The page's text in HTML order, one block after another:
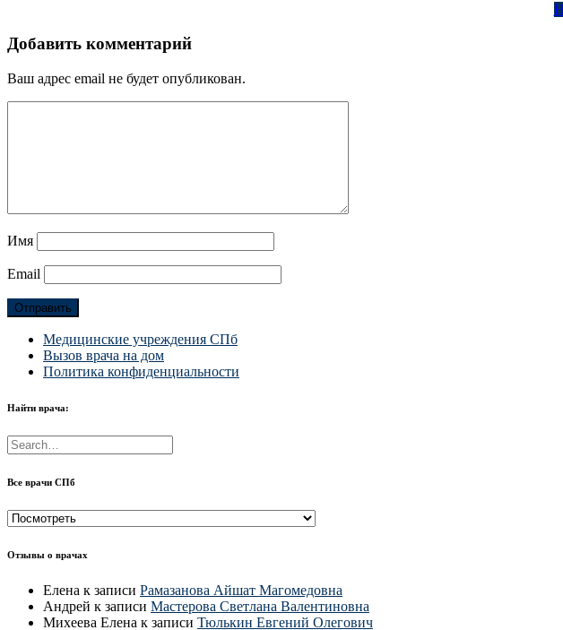
Добавить комментарий
Ваш адрес email не будет опубликован.
Имя
Email
Медицинские учреждения СПб
Вызов врача на дом
Политика конфиденциальности
Найти врача:
Все врачи СПб
Все
СПб
Отзывы о врачах
Елена к записи Рамазанова Айшат Магомедовна
Андрей к записи Мастерова Светлана Валентиновна
Михеева Елена к записи Тюлькин Евгений Олегович